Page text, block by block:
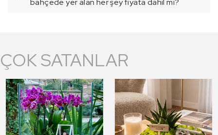
bahçede yer alan her şey fiyata dahil mi?
ÇOK SATANLAR